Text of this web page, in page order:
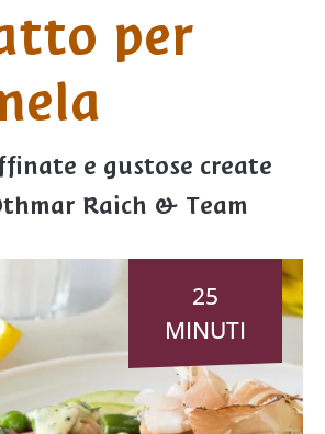
per
e gustose create
Raich & Team
25
MINUTI